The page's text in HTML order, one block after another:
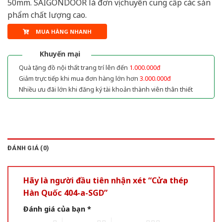
50mm. SAIGONDOOR là đơn vị chuyên cung cấp các sản
phẩm chất lượng cao.
MUA HÀNG NHANH
Khuyến mại
Quà tặng đồ nội thất trang trí lên đến 1.000.000đ
Giảm trực tiếp khi mua đơn hàng lớn hơn 3.000.000đ
Nhiều ưu đãi lớn khi đăng ký tài khoản thành viên thân thiết
ĐÁNH GIÁ (0)
Hãy là người đầu tiên nhận xét “Cửa thép
Hàn Quốc 404-a-SGD”
Đánh giá của bạn *